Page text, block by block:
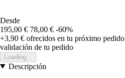
Desde
195,00 € 78,00 € -60%
+3,90 € ofrecidos en tu próximo pedido
validación de tu pedido
Loading...
Descripción